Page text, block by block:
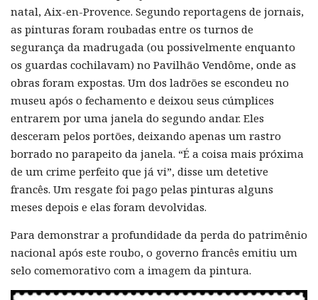
natal, Aix-en-Provence. Segundo reportagens de jornais,
as pinturas foram roubadas entre os turnos de
segurança da madrugada (ou possivelmente enquanto
os guardas cochilavam) no Pavilhão Vendôme, onde as
obras foram expostas. Um dos ladrões se escondeu no
museu após o fechamento e deixou seus cúmplices
entrarem por uma janela do segundo andar. Eles
desceram pelos portões, deixando apenas um rastro
borrado no parapeito da janela. “É a coisa mais próxima
de um crime perfeito que já vi”, disse um detetive
francês. Um resgate foi pago pelas pinturas alguns
meses depois e elas foram devolvidas.
Para demonstrar a profundidade da perda do patrimênio
nacional após este roubo, o governo francês emitiu um
selo comemorativo com a imagem da pintura.